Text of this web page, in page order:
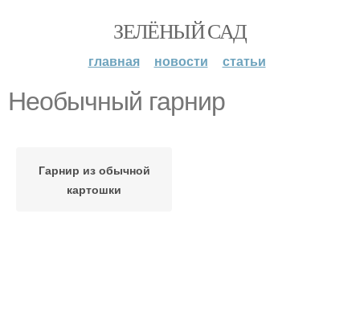
ЗЕЛЁНЫЙ САД
главная новости статьи
Необычный гарнир
Гарнир из обычной
картошки